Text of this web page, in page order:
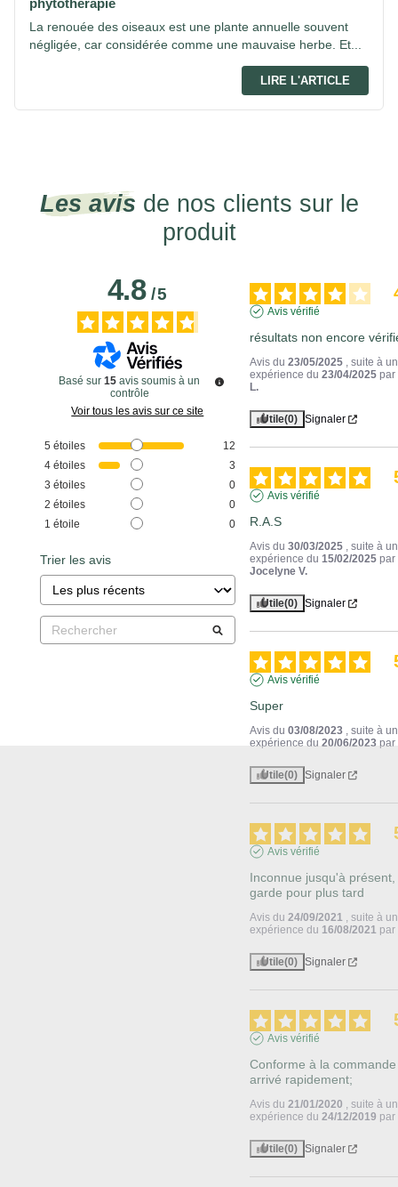
La renouée des oiseaux est une plante annuelle souvent
négligée, car considérée comme une mauvaise herbe. Et...
LIRE L'ARTICLE
Les avis de nos clients sur le
produit
4.8/5
Basé sur15 avis soumis à un
contrôle
Voir tous les avis sur ce site
5 étoiles
12
4 étoiles
3
3 étoiles
0
2 étoiles
0
1 étoile 0
Trier les avis
Avis vérifié
résultats non encore
Avis du23/05/2025 , suite à
expérience du23/04/2025 par
L.
Utile(0) Signaler
Avis vérifié
R.A.S
Avis du30/03/2025 , suite à
expérience du15/02/2025 par
Jocelyne V.
Utile(0) Signaler
Avis vérifié
Super
Avis du03/08/2023 , suite à
expérience du20/06/2023 par
Utile(0) Signaler
Avis vérifié
Inconnue jusqu'à
garde pour plus tard
Avis du24/09/2021 , suite à
expérience du 16/08/2021 par
Utile(0) Signaler
Avis vérifié
Conforme à la
arrivé rapidement;
Avis du21/01/2020 , suite à
expérience du24/12/2019 par
Utile(0) Signaler